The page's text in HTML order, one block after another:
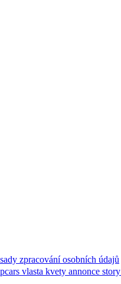
zpracování osobních údajů
vlasta kvety annonce story